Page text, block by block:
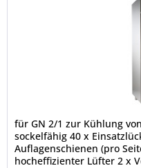
für GN 2/1 zur Kühlung
sockelfähig 40 x
Auflagenschienen (pro
hocheffizienter Lüfter 2 x